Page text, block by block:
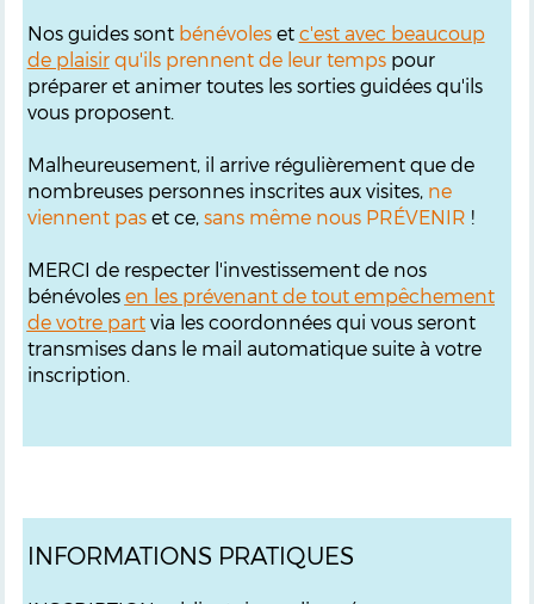
Nos guides sont bénévoleset c'est avec beaucoup
de plaisirqu'ils prennent de leur tempspour
préparer et animer toutes les sorties guidées qu'ils
vous proposent.
Malheureusement, il arrive régulièrement que de
nombreuses personnes inscrites aux visites, ne
viennent paset ce, sans même nous PRÉVENIR !
MERCI de respecter l'investissement de nos
bénévoles en les prévenant de tout empêchement
de votre partvia les coordonnées qui vous seront
transmises dans le mail automatique suite à votre
inscription.
INFORMATIONS PRATIQUES